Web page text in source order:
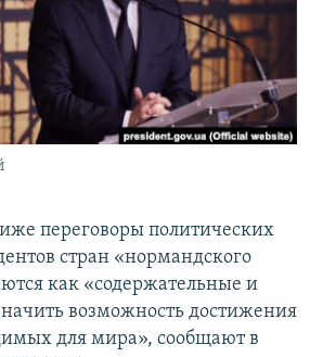
КРЫМА
переговоры политических
стран «нормандского
как «содержательные и
возможность достижения
для мира», сообщают в